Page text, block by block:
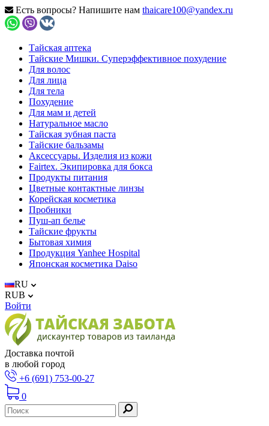
Есть вопросы? Напишите нам thaicare100@yandex.ru
Тайская аптека
Тайские Мишки. Суперэффективное похудение
Для волос
Для лица
Для тела
Похудение
Для мам и детей
Натуральное масло
Тайская зубная паста
Тайские бальзамы
Аксессуары. Изделия из кожи
Fairtex. Экипировка для бокса
Продукты питания
Цветные контактные линзы
Корейская косметика
Пробники
Пуш-ап белье
Тайские фрукты
Бытовая химия
Продукция Yanhee Hospital
Японская косметика Daiso
RU
RUB
Войти
Доставка почтой
в любой город
+6 (691) 753-00-27
0